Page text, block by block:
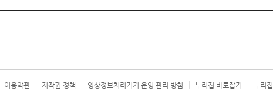
이용약관 저작권 정책 영상정보처리기기 운영·관리 방침 누리집 바로잡기 누리